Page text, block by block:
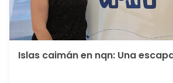
Islas caimán en nqn: Una